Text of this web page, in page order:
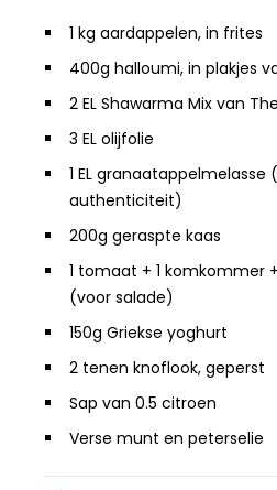
1 kg aardappelen, in frites
400g halloumi, in plakjes
2 EL Shawarma Mix van
3 EL olijfolie
1 EL granaatappelmelasse
authenticiteit)
200g geraspte kaas
1 tomaat + 1 komkommer
(voor salade)
150g Griekse yoghurt
2 tenen knoflook, geperst
Sap van 0.5 citroen
Verse munt en peterselie